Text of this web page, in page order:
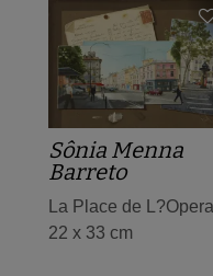
Sônia Menna
Barreto
La Place de L?Opera
22 x 33 cm